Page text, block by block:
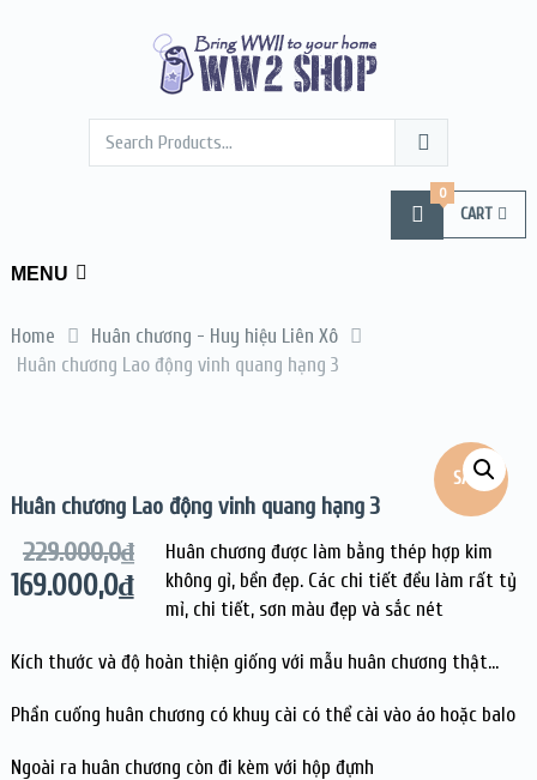
CART
0
MENU
Home
Huân chương - Huy hiệu Liên Xô
Huân chương Lao động vinh quang hạng 3
SALE!
Huân chương Lao động vinh quang hạng 3
229.000,0₫
169.000,0₫
Huân chương được làm bằng thép hợp kim
không gỉ, bền đẹp. Các chi tiết đều làm rất tỷ
mỉ, chi tiết, sơn màu đẹp và sắc nét
Kích thước và độ hoàn thiện giống với mẫu huân chương thật…
Phần cuống huân chương có khuy cài có thể cài vào áo hoặc balo
Ngoài ra huân chương còn đi kèm với hộp đựnh